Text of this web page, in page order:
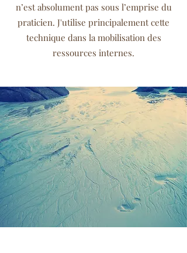
n’est absolument pas sous l’emprise du
praticien. J'utilise principalement cette
technique dans la mobilisation des
ressources internes.